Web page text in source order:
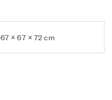
67 × 67 × 72 cm